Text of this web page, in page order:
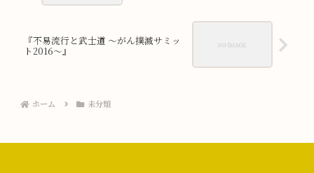
『不易流行と武士道 ～がん撲滅サミッ
ト2016～』
ホーム 未分類